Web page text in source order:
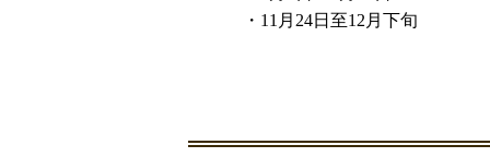
・11月24日至12月下旬